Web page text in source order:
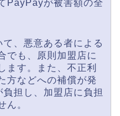
PayPayが被害額の全
、悪意ある者による
でも、原則加盟店に
ます。また、不正利
方などへの補償が発
担し、加盟店に負担
ん。